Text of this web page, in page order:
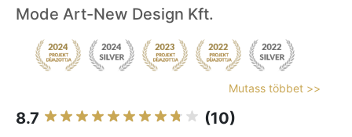
Mode Art-New Design Kft.
Mutass többet >>
8.7 (10)